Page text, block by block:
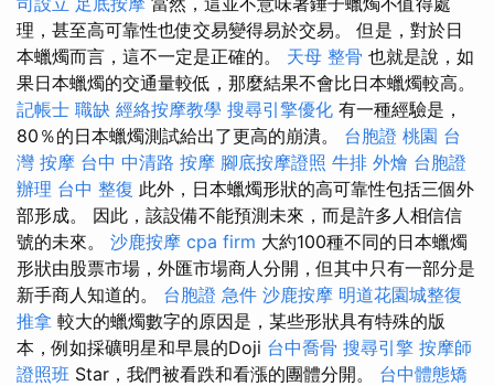
理，甚至高可靠性也使交易變得易於交易。 但是，對於日
本蠟燭而言，這不一定是正確的。 天母 整骨 也就是說，如
果日本蠟燭的交通量較低，那麼結果不會比日本蠟燭較高。
記帳士 職缺 經絡按摩教學 搜尋引擎優化 有一種經驗是，
80％的日本蠟燭測試給出了更高的崩潰。 台胞證 桃園 台
灣 按摩 台中 中清路 按摩 腳底按摩證照 牛排 外燴 台胞證
辦理 台中 整復 此外，日本蠟燭形狀的高可靠性包括三個外
部形成。 因此，該設備不能預測未來，而是許多人相信信
號的未來。 沙鹿按摩 cpa firm 大約100種不同的日本蠟燭
形狀由股票市場，外匯市場商人分開，但其中只有一部分是
新手商人知道的。 台胞證 急件 沙鹿按摩 明道花園城整復
推拿 較大的蠟燭數字的原因是，某些形狀具有特殊的版
本，例如採礦明星和早晨的Doji 台中喬骨 搜尋引擎 按摩師
證照班 Star，我們被看跌和看漲的團體分開。 台中體態矯